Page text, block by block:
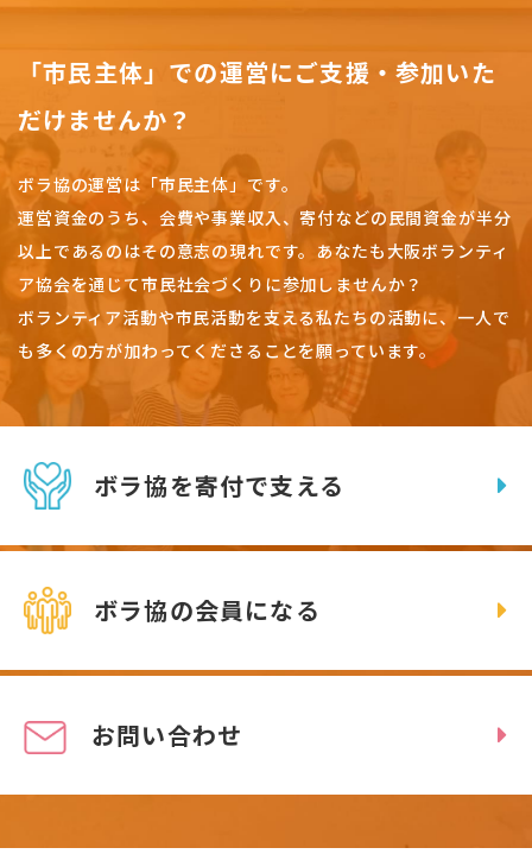
「市民主体」での運営にご支援・参加いた
だけませんか？
ボラ協の運営は「市民主体」です。
運営資金のうち、会費や事業収入、寄付などの民間資金が半分
以上であるのはその意志の現れです。 あなたも大阪ボランティ
ア協会を通じて市民社会づくりに参加しませんか？
ボランティア活動や市民活動を支える私たちの活動に、一人で
も多くの方が加わってくださることを願っています。
ボラ協を寄付で支える
ボラ協の会員になる
お問い合わせ